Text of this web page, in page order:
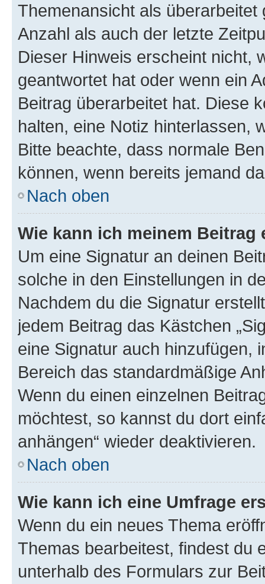
Themenansicht als
Anzahl als auch der letzte
Dieser Hinweis erscheint nicht,
geantwortet hat oder wenn ein
Beitrag überarbeitet hat. Diese
halten, eine Notiz hinterlassen,
Bitte beachte, dass normale
können, wenn bereits jemand
Nach oben
Wie kann ich meinem
Um eine Signatur an deinen
solche in den Einstellungen in
Nachdem du die Signatur
jedem Beitrag das Kästchen
eine Signatur auch hinzufügen,
Bereich das standardmäßige
Wenn du einen einzelnen
möchtest, so kannst du dort
anhängen“ wieder deaktivieren.
Nach oben
Wie kann ich eine Umfrage
Wenn du ein neues Thema
Themas bearbeitest, findest du
unterhalb des Formulars zur